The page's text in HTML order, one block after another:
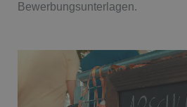
Bewerbungsunterlagen.